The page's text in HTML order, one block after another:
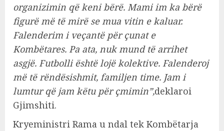
organizimin që keni bërë. Mami im ka bërë
figurë më të mirë se mua vitin e kaluar.
Falenderim i veçantë për çunat e
Kombëtares. Pa ata, nuk mund të arrihet
asgjë. Futbolli është lojë kolektive. Falenderoj
më të rëndësishmit, familjen time. Jam i
lumtur që jam këtu për çmimin”,deklaroi
Gjimshiti.
Kryeministri Rama u ndal tek Kombëtarja